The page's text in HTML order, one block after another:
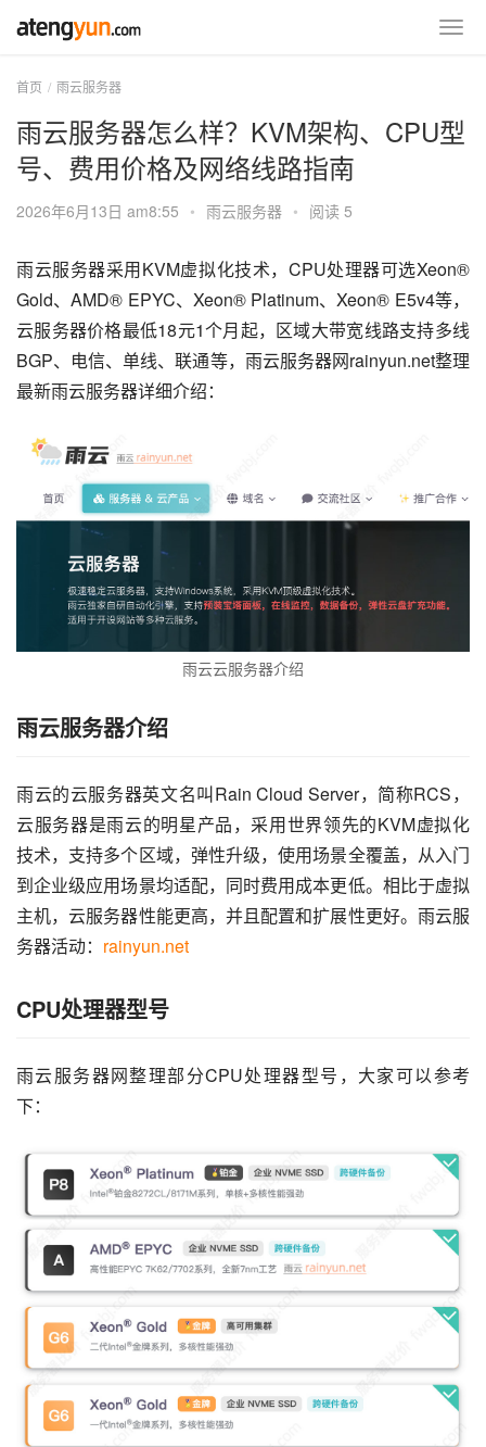
首页 雨云服务器
雨云服务器怎么样？KVM架构、CPU型
号、费用价格及网络线路指南
2026年6月13日 am8:55 • 雨云服务器 • 阅读 5
雨云服务器采用KVM虚拟化技术，CPU处理器可选Xeon®
Gold、AMD® EPYC、Xeon® Platinum、Xeon® E5v4等，
云服务器价格最低18元1个月起，区域大带宽线路支持多线
BGP、电信、单线、联通等，雨云服务器网rainyun.net整理
最新雨云服务器详细介绍：
雨云云服务器介绍
雨云服务器介绍
雨云的云服务器英文名叫Rain Cloud Server，简称RCS，
云服务器是雨云的明星产品，采用世界领先的KVM虚拟化
技术，支持多个区域，弹性升级，使用场景全覆盖，从入门
到企业级应用场景均适配，同时费用成本更低。相比于虚拟
主机，云服务器性能更高，并且配置和扩展性更好。雨云服
务器活动： rainyun.net
CPU处理器型号
雨云服务器网整理部分CPU处理器型号，大家可以参考
下：